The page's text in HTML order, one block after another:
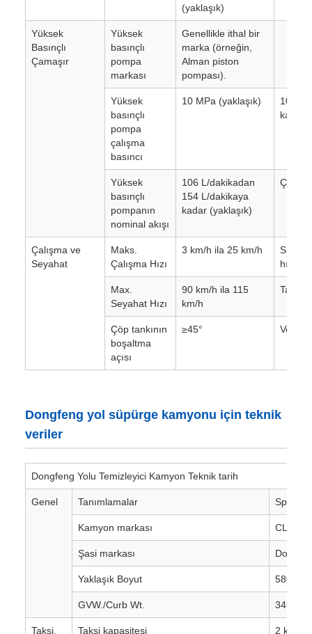
(yaklaşık)
Yüksek
Basınçlı
Çamaşır
Yüksek
basınçlı
pompa
markası
Genellikle ithal bir
marka (örneğin,
Alman piston
pompası).
Yüksek
basınçlı
pompa
çalışma
basıncı
10 MPa (yaklaşık)
10
kadar
Yüksek
basınçlı
pompanın
nominal akışı
106 L/dakikadan
154 L/dakikaya
kadar (yaklaşık)
Çalışma ve
Seyahat
Maks.
Çalışma Hızı
3 km/h ila 25 km/h
hız.
Max.
Seyahat Hızı
90 km/h ila 115
km/h
Çöp tankının
boşaltma
açısı
≥45°
Dongfeng yol süpürge kamyonu için teknik
veriler
Dongfeng Yolu Temizleyici Kamyon Teknik tarih
Genel Tanımlamalar
Kamyon markası CLW
Şasi markası
Yaklaşık Boyut
GVW./Curb Wt. 3495/
Taksi. Taksi kapasitesi 2 kişilik